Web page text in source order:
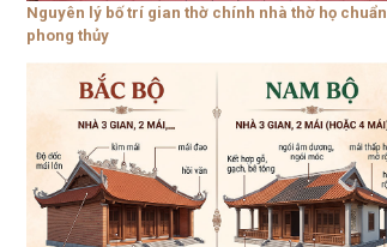
Nguyên lý bố trí gian thờ chính nhà thờ họ chuẩn
phong thủy